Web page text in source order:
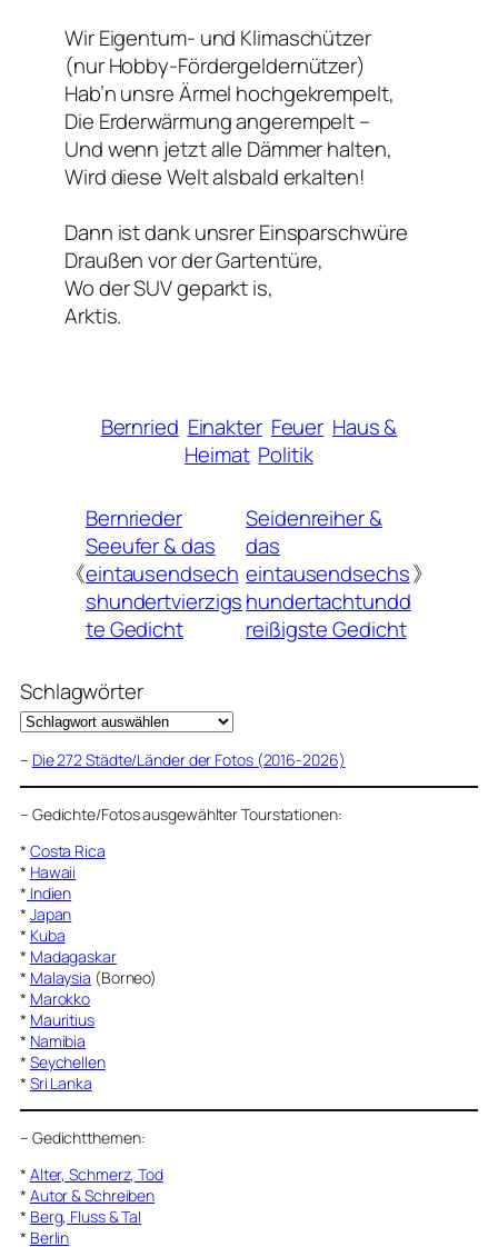
Wir Eigentum- und Klimaschützer
(nur Hobby-Fördergeldernützer)
Hab’n unsre Ärmel hochgekrempelt,
Die Erderwärmung angerempelt –
Und wenn jetzt alle Dämmer halten,
Wird diese Welt alsbald erkalten!
Dann ist dank unsrer Einsparschwüre
Draußen vor der Gartentüre,
Wo der SUV geparkt is,
Arktis.
Bernried Einakter Feuer Haus &
Heimat Politik
《
Bernrieder
Seeufer & das
eintausendsech
shundertvierzigs
te Gedicht
Seidenreiher &
das
eintausendsechs
hundertachtundd
reißigste Gedicht
》
Schlagwörter
– Die 272 Städte/Länder der Fotos (2016-2026)
– Gedichte/Fotos ausgewählter Tourstationen:
* Costa Rica
* Hawaii
* Indien
* Japan
* Kuba
* Madagaskar
* Malaysia (Borneo)
* Marokko
* Mauritius
* Namibia
* Seychellen
* Sri Lanka
– Gedichtthemen:
* Alter, Schmerz, Tod
* Autor & Schreiben
* Berg, Fluss & Tal
* Berlin